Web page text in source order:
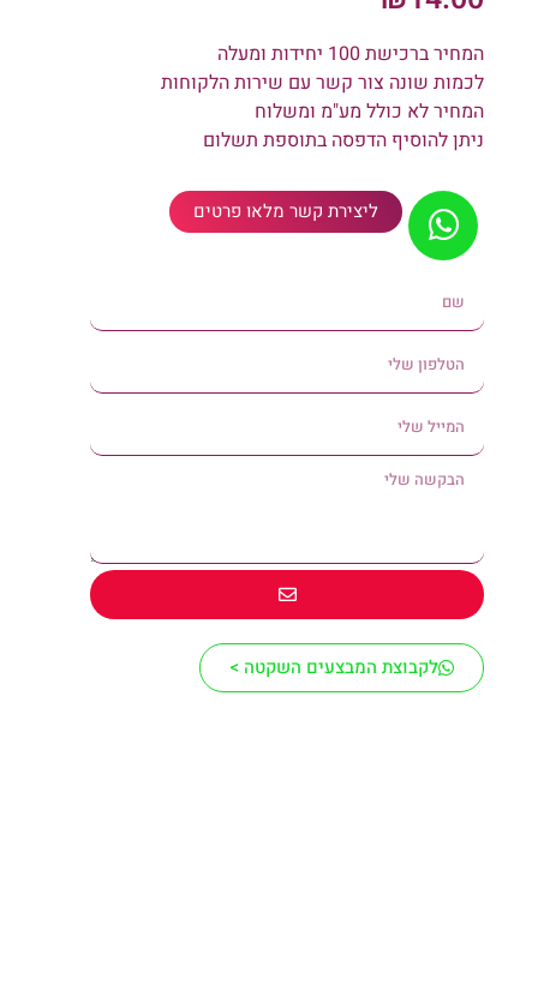
המחיר ברכישת 100 יחידות ומעלה
לכמות שונה צור קשר עם שירות הלקוחות
המחיר לא כולל מע"מ ומשלוח
ניתן להוסיף הדפסה בתוספת תשלום
ליצירת קשר מלאו פרטים
לקבוצת המבצעים השקטה >